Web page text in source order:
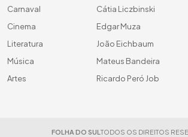
Carnaval
Cinema
Literatura
Música
Artes
Cátia Liczbinski
Edgar Muza
João Eichbaum
Mateus Bandeira
Ricardo Peró Job
FOLHA DO SUL TODOS OS DIREITOS